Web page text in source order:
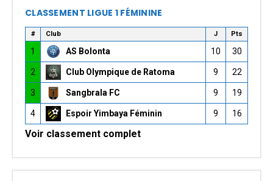
CLASSEMENT LIGUE 1 FÉMININE
# Club J Pts
1 AS Bolonta 10 30
2 Club Olympique de Ratoma 9 22
3 Sangbrala FC 9 19
4 Espoir Yimbaya Féminin 9 16
Voir classement complet